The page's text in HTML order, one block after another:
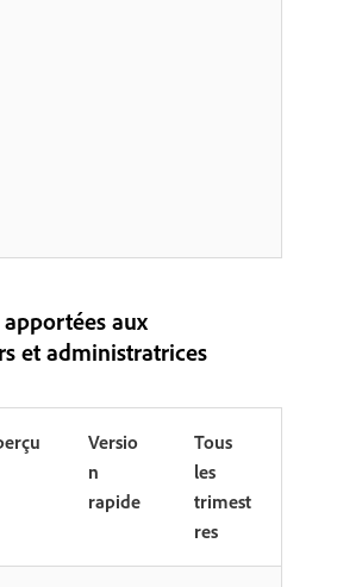
aux
et administratrices
Versio
n
rapide
Tous
les
trimest
res